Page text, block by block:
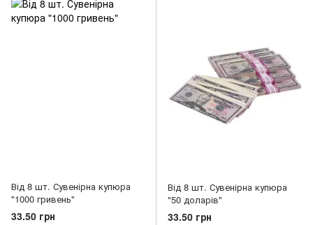
Від 8 шт. Сувенірна купюра
"1000 гривень"
33.50 грн
Від 8 шт. Сувенірна купюра
"50 доларів"
33.50 грн